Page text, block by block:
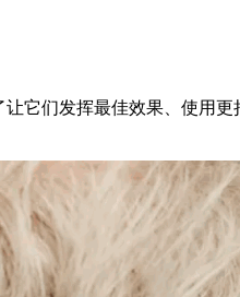
它们发挥最佳效果、使